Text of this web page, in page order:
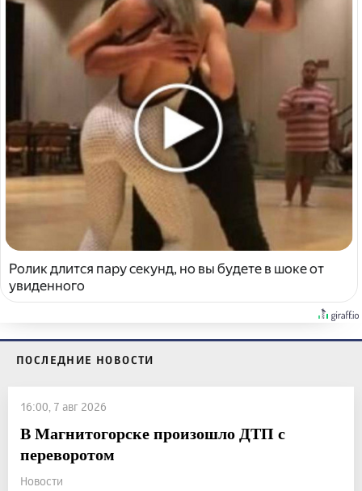
Ролик длится пару секунд, но вы будете в шоке от
увиденного
ПОСЛЕДНИЕ НОВОСТИ
16:00, 7 авг 2026
В Магнитогорске произошло ДТП с
переворотом
Новости